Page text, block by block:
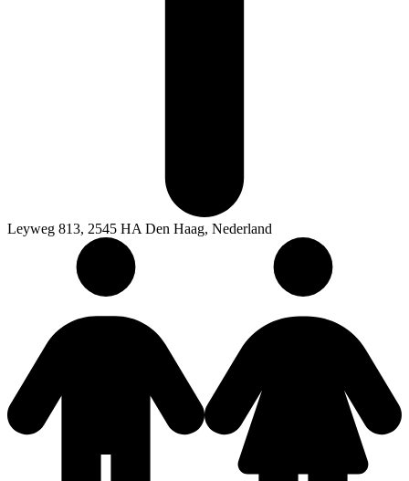
Leyweg 813, 2545 HA Den Haag, Nederland